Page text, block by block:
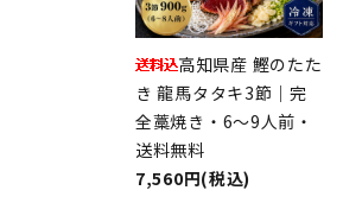
高知県産 鰹のたた
き 龍馬タタキ3節｜完
全藁焼き・6～9人前・
送料無料
7,560円(税込)